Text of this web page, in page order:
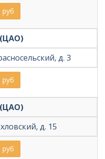
руб
д. 3
руб
д. 15
руб